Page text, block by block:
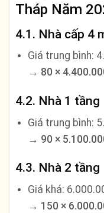
Tháp Năm
4.1. Nhà cấp 4
Giá trung bình:
→ 80 ×
4.2. Nhà 1 tầng
Giá trung bình:
→ 90 ×
4.3. Nhà 2 tầng
Giá khá:
→ 150 ×